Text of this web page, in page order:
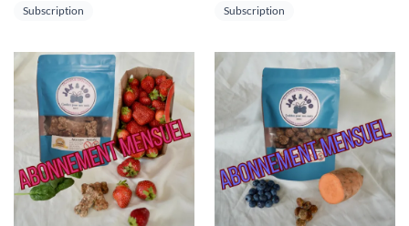
Subscription Subscription